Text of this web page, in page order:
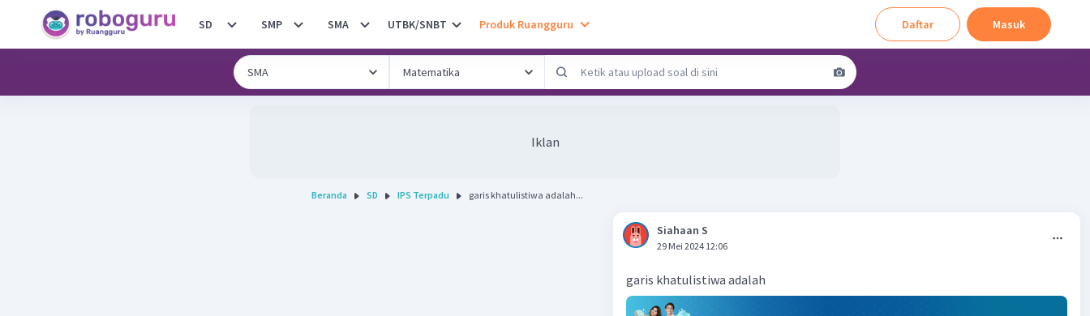
SD SMP SMA UTBK/SNBT Produk Ruangguru Daftar Masuk
Iklan
Beranda SD IPS Terpadu garis khatulistiwa adalah...
Siahaan S
29 Mei 2024 12:06
garis khatulistiwa adalah